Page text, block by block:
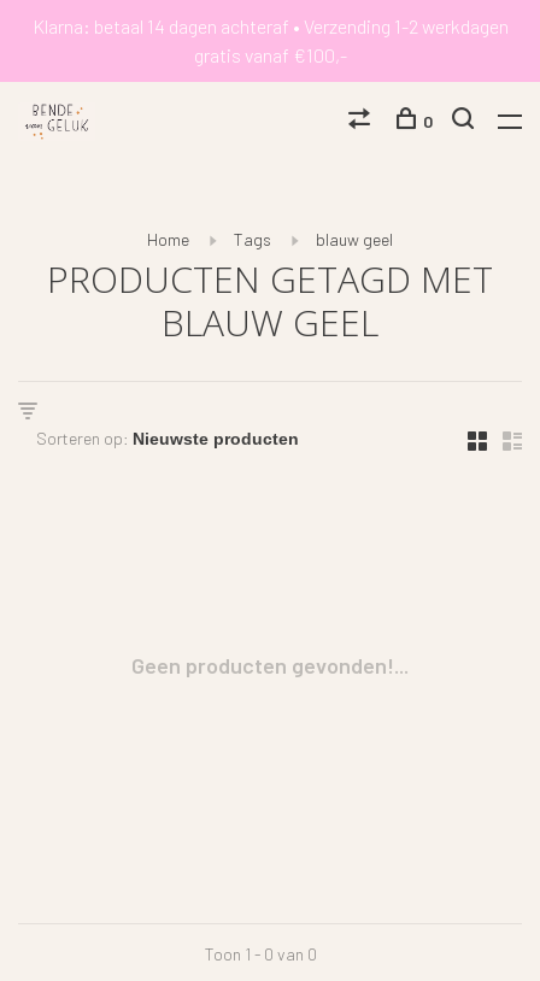
Klarna: betaal 14 dagen achteraf • Verzending 1-2 werkdagen
gratis vanaf €100,-
0
Home Tags blauw geel
PRODUCTEN GETAGD MET
BLAUW GEEL
Sorteren op:
Geen producten gevonden!...
Toon 1 - 0 van 0